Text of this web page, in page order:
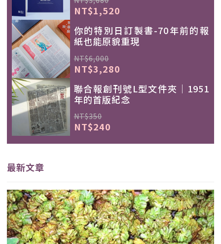
NT$1,520
你的特別日訂製書-70年前的報
紙也能原貌重現
NT$6,000
NT$3,280
聯合報創刊號L型文件夾｜1951
年的首版紀念
NT$350
NT$240
最新文章